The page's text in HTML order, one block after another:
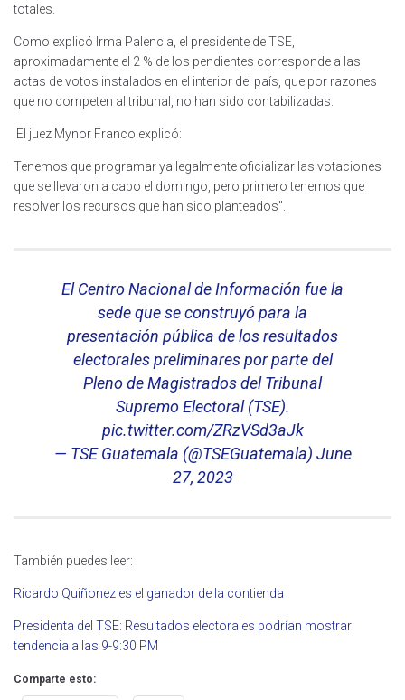
totales.
Como explicó Irma Palencia, el presidente de TSE,
aproximadamente el 2 % de los pendientes corresponde a las
actas de votos instalados en el interior del país, que por razones
que no competen al tribunal, no han sido contabilizadas.
El juez Mynor Franco explicó:
Tenemos que programar ya legalmente oficializar las votaciones
que se llevaron a cabo el domingo, pero primero tenemos que
resolver los recursos que han sido planteados”.
El Centro Nacional de Información fue la
sede que se construyó para la
presentación pública de los resultados
electorales preliminares por parte del
Pleno de Magistrados del Tribunal
Supremo Electoral (TSE).
pic.twitter.com/ZRzVSd3aJk
— TSE Guatemala (@TSEGuatemala) June
27, 2023
También puedes leer:
Ricardo Quiñonez es el ganador de la contienda
Presidenta del TSE: Resultados electorales podrían mostrar
tendencia a las 9-9:30 PM
Comparte esto: